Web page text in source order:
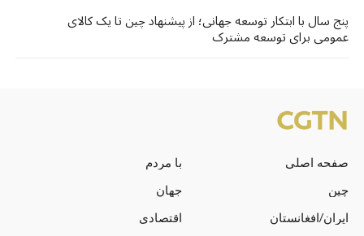
پنج سال با ابتکار توسعه جهانی؛ از پیشنهاد چین تا یک کالای
عمومی برای توسعه مشترک
صفحه اصلی
با مردم
چین
جهان
ایران/افغانستان
اقتصادی